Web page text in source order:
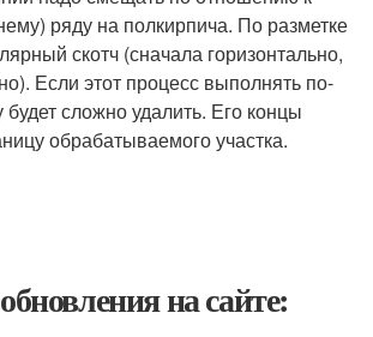
ряду на полкирпича. По разметке
скотч (сначала горизонтально,
Если этот процесс выполнять по-
будет сложно удалить. Его концы
обрабатываемого участка.
на сайте: